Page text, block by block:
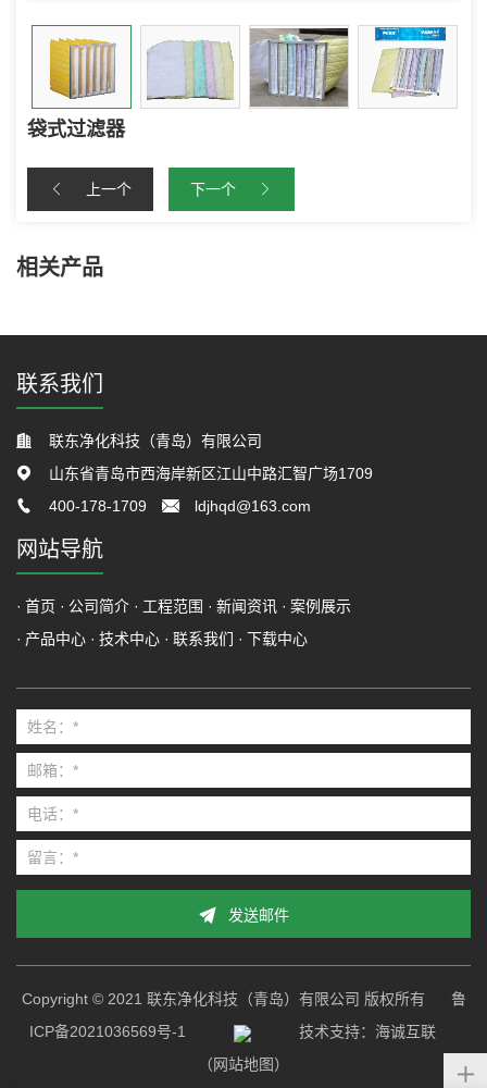
袋式过滤器
上一个 下一个
相关产品
联系我们
联东净化科技（青岛）有限公司
山东省青岛市西海岸新区江山中路汇智广场1709
400-178-1709
ldjhqd@163.com
网站导航
首页 公司简介 工程范围 新闻资讯
案例展示
产品中心
技术中心 联系我们 下载中心
发送邮件
Copyright © 2021 联东净化科技（青岛）有限公司 版权所有
鲁
ICP备2021036569号-1
技术支持：海诚互联
（网站地图）